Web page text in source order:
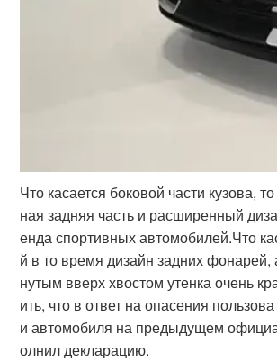
Что касается боковой части
ная задняя часть и расширенный
енда спортивных автомобилей.Что
й в то время дизайн задних
нутым вверх хвостом утенка очень
ить, что в ответ на опасения
и автомобиля на предыдущем
олнил декларацию.